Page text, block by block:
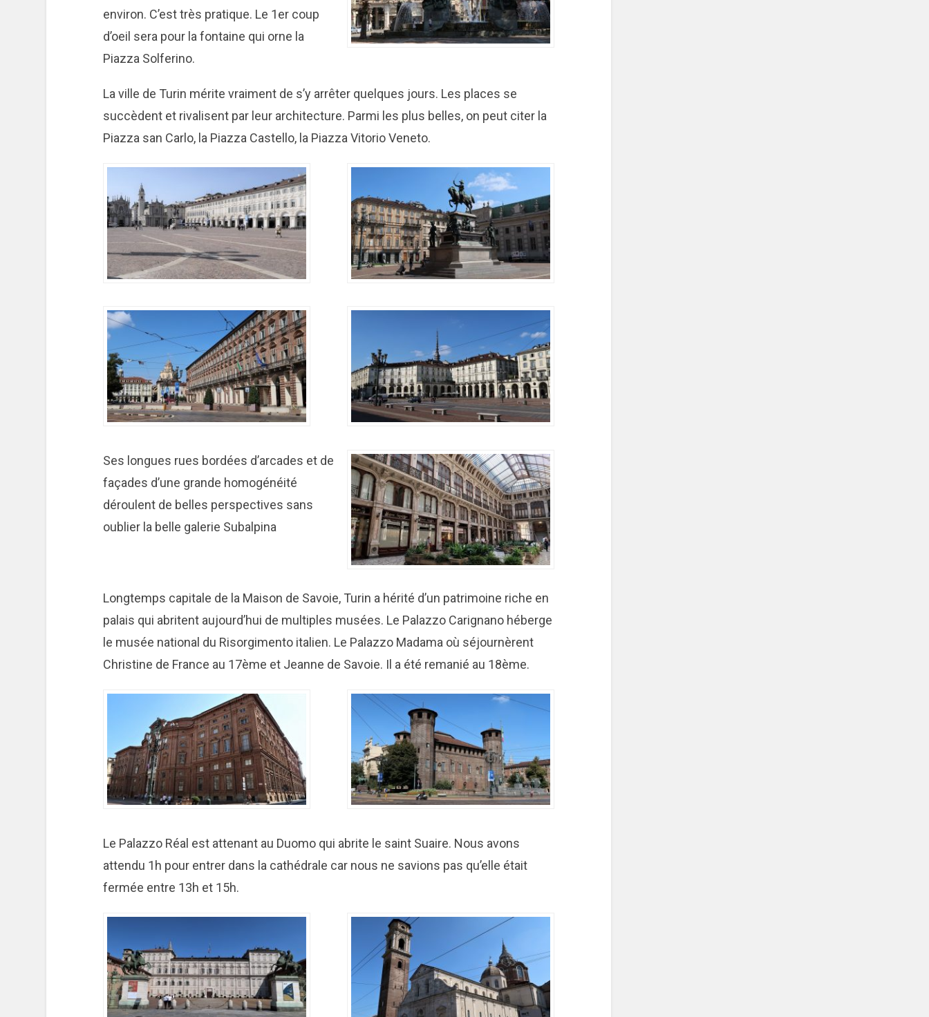
environ. C’est très pratique. Le 1er coup
d’oeil sera pour la fontaine qui orne la
Piazza Solferino.
La ville de Turin mérite vraiment de s’y arrêter quelques jours. Les places se
succèdent et rivalisent par leur architecture. Parmi les plus belles, on peut citer la
Piazza san Carlo, la Piazza Castello, la Piazza Vitorio Veneto.
Ses longues rues bordées d’arcades et de
façades d’une grande homogénéité
déroulent de belles perspectives sans
oublier la belle galerie Subalpina
Longtemps capitale de la Maison de Savoie, Turin a hérité d’un patrimoine riche en
palais qui abritent aujourd’hui de multiples musées. Le Palazzo Carignano héberge
le musée national du Risorgimento italien. Le Palazzo Madama où séjournèrent
Christine de France au 17ème et Jeanne de Savoie. Il a été remanié au 18ème.
Le Palazzo Réal est attenant au Duomo qui abrite le saint Suaire. Nous avons
attendu 1h pour entrer dans la cathédrale car nous ne savions pas qu’elle était
fermée entre 13h et 15h.